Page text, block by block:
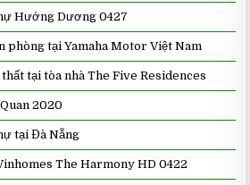
Hướng Dương 0427
phòng tại Yamaha Motor Việt Nam
tại tòa nhà The Five Residences
2020
tại Đà Nẵng
The Harmony HD 0422